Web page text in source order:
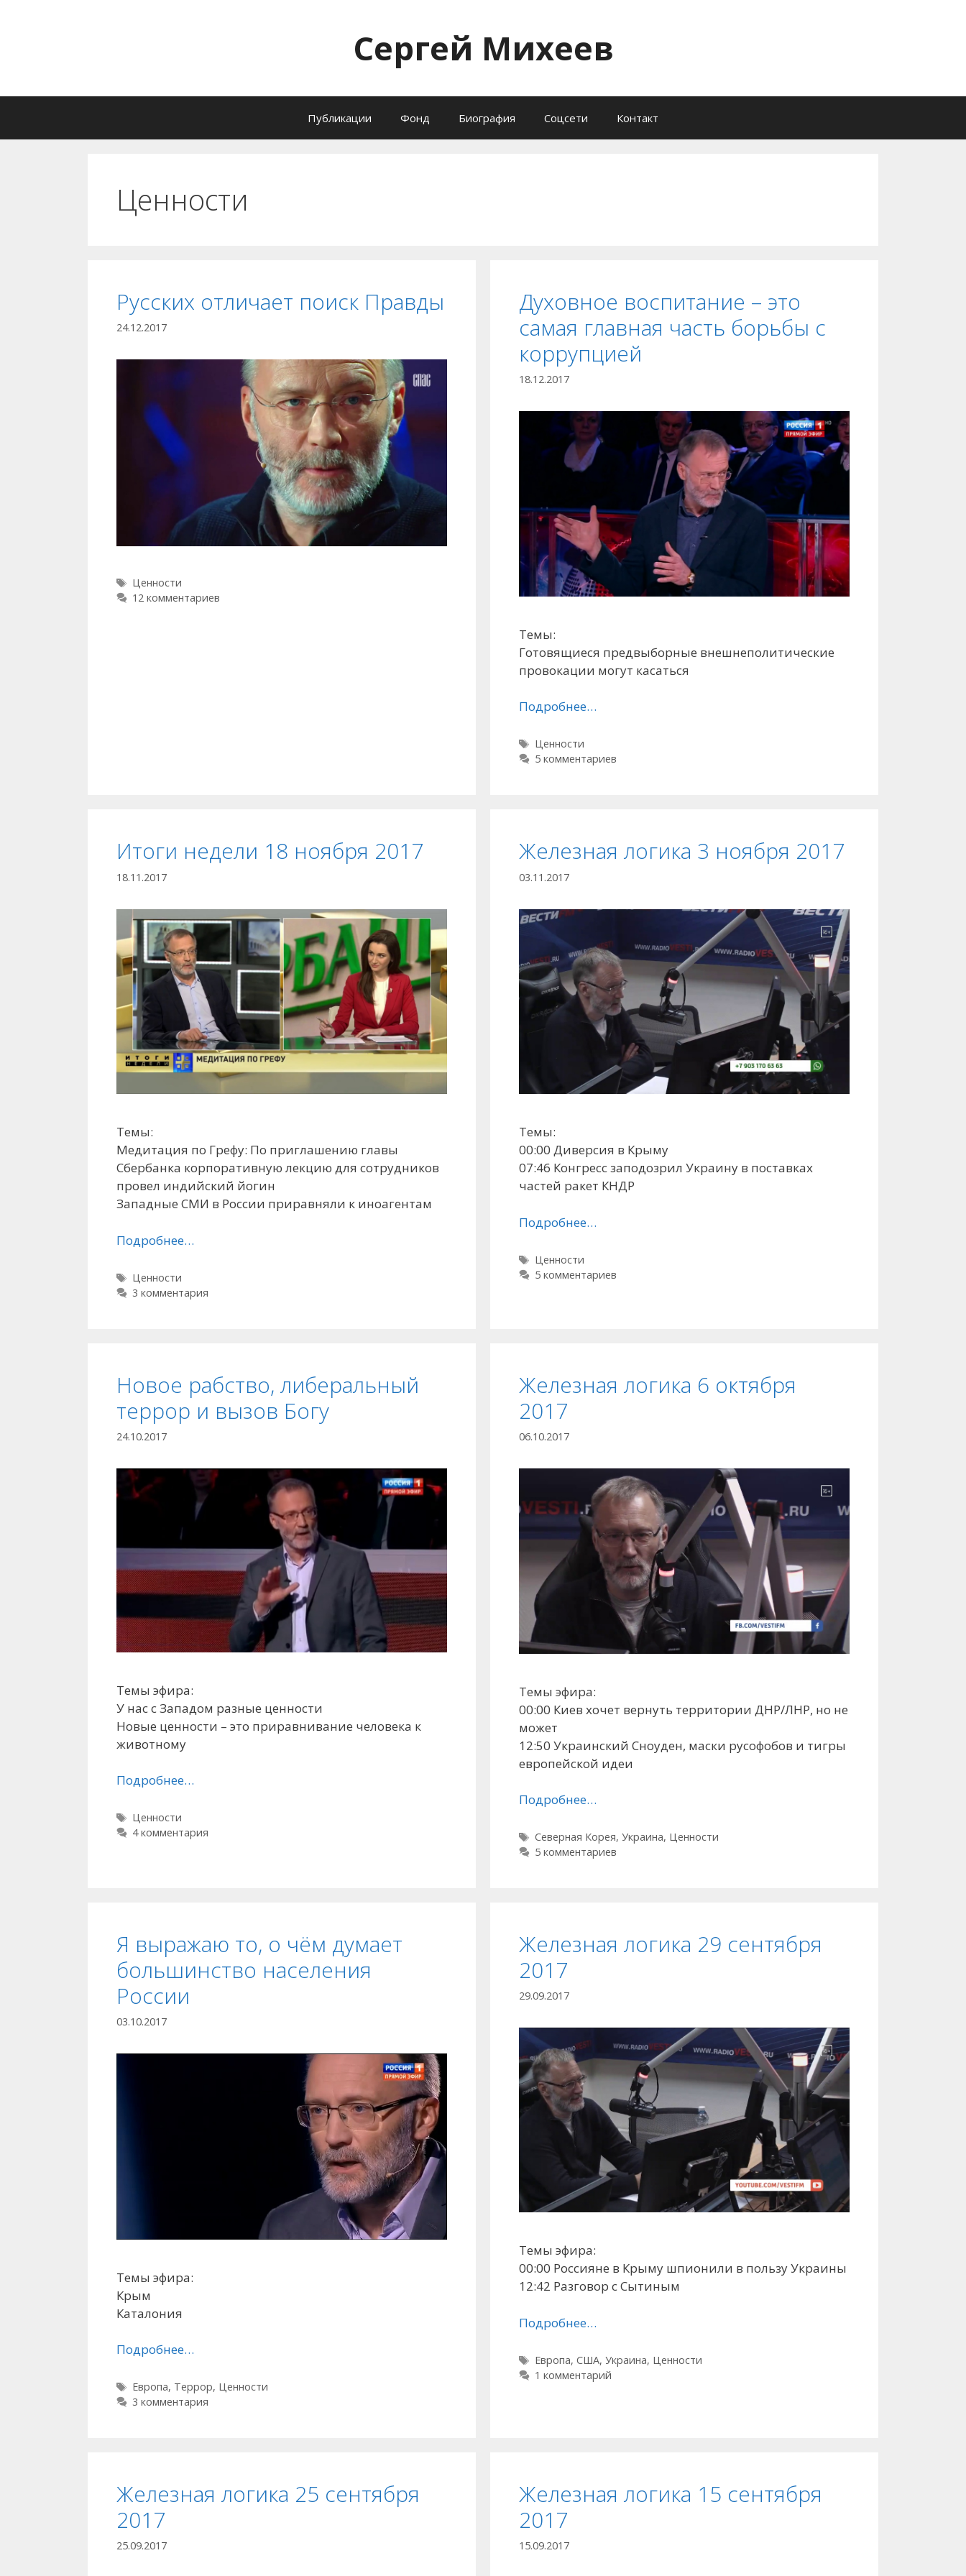
Сергей Михеев
Публикации Фонд Биография Соцсети Контакт
Ценности
Русских отличает поиск Правды
24.12.2017
Метки
Ценности
12 комментариев
Духовное воспитание – это
самая главная часть борьбы с
коррупцией
18.12.2017
Темы:
Готовящиеся предвыборные внешнеполитические
провокации могут касаться
Подробнее…
Метки
Ценности
5 комментариев
Итоги недели 18 ноября 2017
18.11.2017
Темы:
Медитация по Грефу: По приглашению главы
Сбербанка корпоративную лекцию для сотрудников
провел индийский йогин
Западные СМИ в России приравняли к иноагентам
Подробнее…
Метки
Ценности
3 комментария
Железная логика 3 ноября 2017
03.11.2017
Темы:
00:00 Диверсия в Крыму
07:46 Конгресс заподозрил Украину в поставках
частей ракет КНДР
Подробнее…
Метки
Ценности
5 комментариев
Новое рабство, либеральный
террор и вызов Богу
24.10.2017
Темы эфира:
У нас с Западом разные ценности
Новые ценности – это приравнивание человека к
животному
Подробнее…
Метки
Ценности
4 комментария
Железная логика 6 октября
2017
06.10.2017
Темы эфира:
00:00 Киев хочет вернуть территории ДНР/ЛНР, но не
может
12:50 Украинский Сноуден, маски русофобов и тигры
европейской идеи
Подробнее…
Метки
Северная Корея, Украина, Ценности
5 комментариев
Я выражаю то, о чём думает
большинство населения
России
03.10.2017
Темы эфира:
Крым
Каталония
Подробнее…
Метки
Европа, Террор, Ценности
3 комментария
Железная логика 29 сентября
2017
29.09.2017
Темы эфира:
00:00 Россияне в Крыму шпионили в пользу Украины
12:42 Разговор с Сытиным
Подробнее…
Метки
Европа, США, Украина, Ценности
1 комментарий
Железная логика 25 сентября
2017
25.09.2017
Железная логика 15 сентября
2017
15.09.2017